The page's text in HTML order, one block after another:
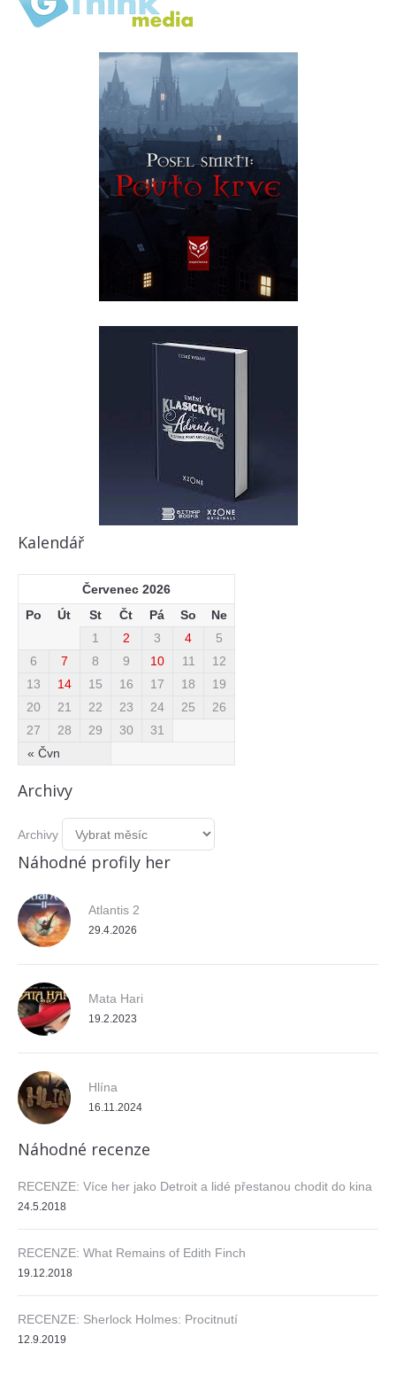
Kalendář
Červenec 2026
Po
Út St Čt Pá So Ne
« Čvn
1 2 3 4
5
6
7 8 9 10 11
12
13
14 15 16 17 18
19
20
21 22 23 24 25
26
27
28 29 30 31
Archivy
Archivy
Náhodné profily her
Atlantis 2
29.4.2026
Mata Hari
19.2.2023
Hlína
16.11.2024
Náhodné recenze
RECENZE: Více her jako Detroit a lidé přestanou chodit do kina
24.5.2018
RECENZE: What Remains of Edith Finch
19.12.2018
RECENZE: Sherlock Holmes: Procitnutí
12.9.2019